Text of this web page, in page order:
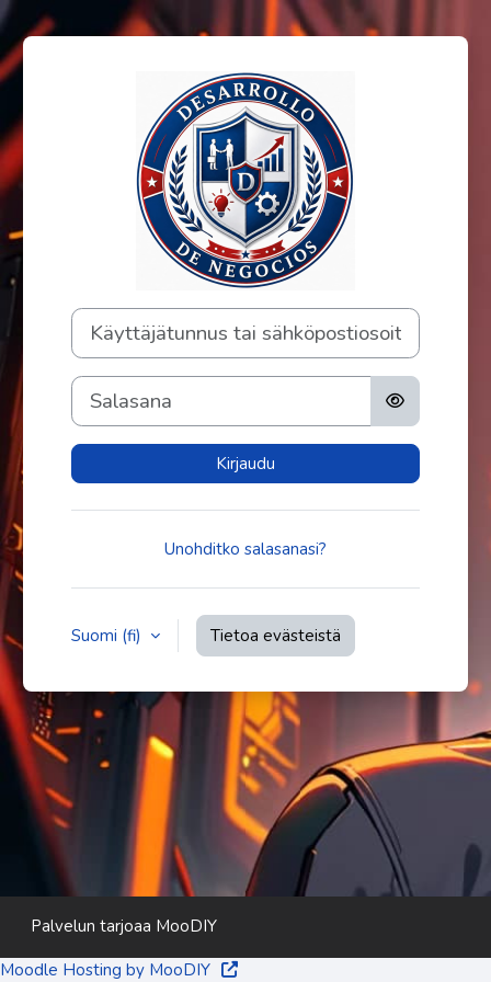
Siirry pääsisältöön
Kirjaudu
Käyttäjätunnus tai sähköpostiosoite
Salasana
Kirjaudu
Unohditko salasanasi?
Suomi ‎(fi)‎ Tietoa evästeistä
Palvelun tarjoaa MooDIY
Moodle Hosting by MooDIY